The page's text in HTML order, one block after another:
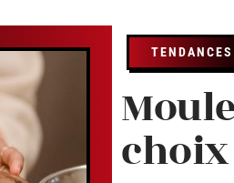
TENDANCES